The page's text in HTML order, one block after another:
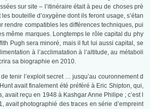
sur site – l’itinéraire était à peu de choses prè
bouteille d’oxygène dont ils feront usage, s’étan
rendre compatibles les différences techniques, pui
même marques. Longtemps le rôle capital du phy
Pugh sera minoré, mais il fut lui aussi capital, se
à l’acclimatation à l’altitude, au métaboli
sa biographie en 2010.
tenir l’exploit secret … jusqu’au couronnement d
avait finalement été préféré à Eric Shipton, qui,
avait reçu en 1948 à Kashgar Anne Philipe ; c’est l
avait photographié des traces en série d’empreint